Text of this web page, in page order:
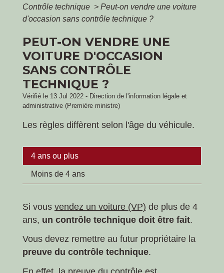
Contrôle technique > Peut-on vendre une voiture
d'occasion sans contrôle technique ?
PEUT-ON VENDRE UNE
VOITURE D'OCCASION
SANS CONTRÔLE
TECHNIQUE ?
Vérifié le 13 Jul 2022 - Direction de l'information légale et
administrative (Première ministre)
Les règles diffèrent selon l'âge du véhicule.
4 ans ou plus
Moins de 4 ans
Si vous vendez un voiture (VP) de plus de 4
ans, un contrôle technique doit être fait.
Vous devez remettre au futur propriétaire la
preuve du contrôle technique.